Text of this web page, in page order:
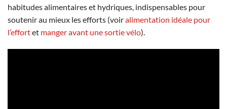
habitudes alimentaires et hydriques, indispensables pour
soutenir au mieux les efforts (voiralimentation idéale pour
l’effortet manger avant une sortie vélo).